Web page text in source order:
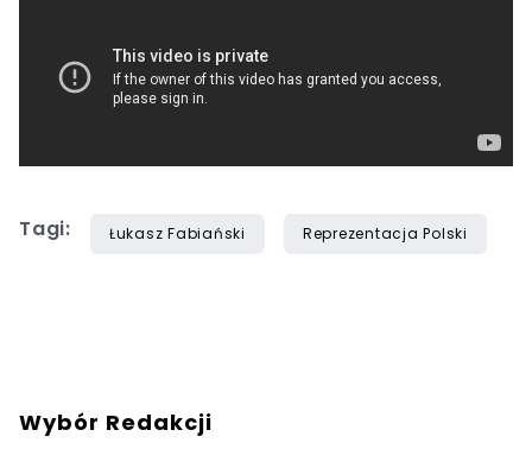
Tagi: Łukasz Fabiański Reprezentacja Polski
Wybór Redakcji